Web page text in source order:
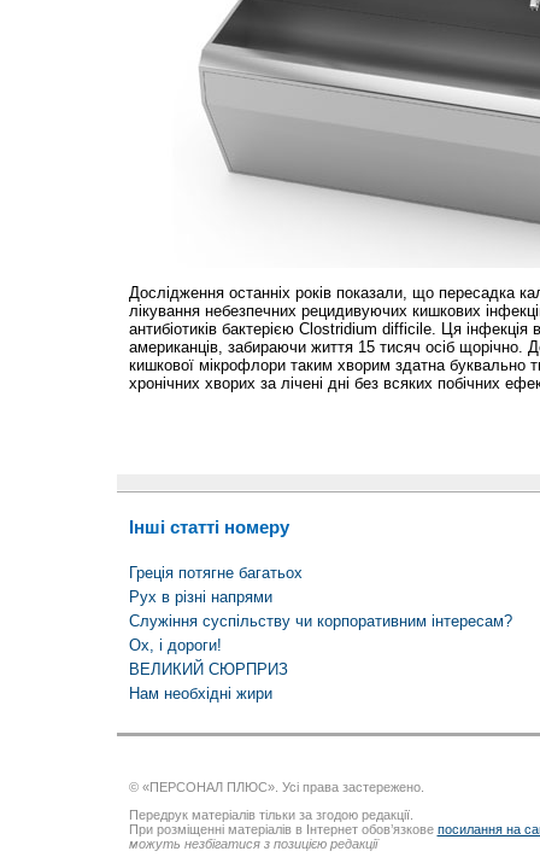
Дослідження останніх років показали, що пересадка
лікування небезпечних рецидивуючих кишкових
антибіотиків бактерією Clostridium difficile. Ця
американців, забираючи життя 15 тисяч осіб щорічно.
кишкової мікрофлори таким хворим здатна буквально
хронічних хворих за лічені дні без всяких побічних
Інші статті номеру
Греція потягне багатьох
Рух в різні напрями
Служіння суспільству чи корпоративним інтересам?
Ох, і дороги!
ВЕЛИКИЙ СЮРПРИЗ
Нам необхідні жири
© «ПЕРСОНАЛ ПЛЮС». Усі права застережено.
Передрук матеріалів тільки за згодою редакції.
При розміщенні матеріалів в Інтернет обов’язкове посилання на
можуть незбігатися з позицією редакції